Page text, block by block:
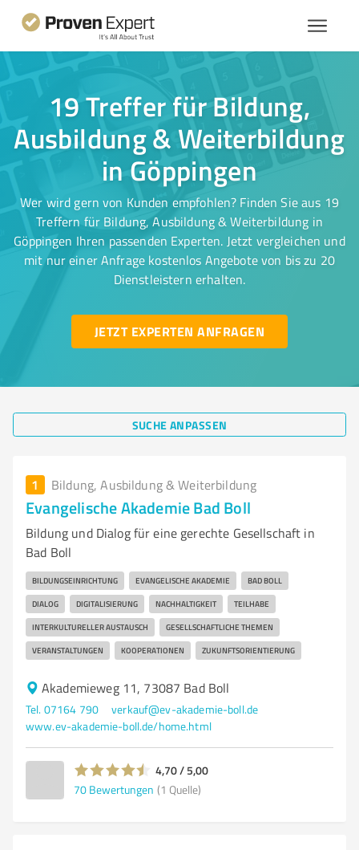
19 Treffer für Bildung,
Ausbildung & Weiterbildung
in Göppingen
Wer wird gern von Kunden empfohlen? Finden Sie aus 19
Treffern für Bildung, Ausbildung & Weiterbildung in
Göppingen Ihren passenden Experten. Jetzt vergleichen und
mit nur einer Anfrage kostenlos Angebote von bis zu 20
Dienstleistern erhalten.
JETZT EXPERTEN ANFRAGEN
SUCHE ANPASSEN
1 Bildung, Ausbildung & Weiterbildung
Evangelische Akademie Bad Boll
Bildung und Dialog für eine gerechte Gesellschaft in
Bad Boll
BILDUNGSEINRICHTUNG EVANGELISCHE AKADEMIE BAD BOLL
DIALOG DIGITALISIERUNG NACHHALTIGKEIT TEILHABE
INTERKULTURELLER AUSTAUSCH GESELLSCHAFTLICHE THEMEN
VERANSTALTUNGEN KOOPERATIONEN ZUKUNFTSORIENTIERUNG
Akademieweg 11, 73087 Bad Boll
Tel. 07164 790
verkauf@ev-akademie-boll.de
www.ev-akademie-boll.de/home.html
4,70 / 5,00
70 Bewertungen (1 Quelle)